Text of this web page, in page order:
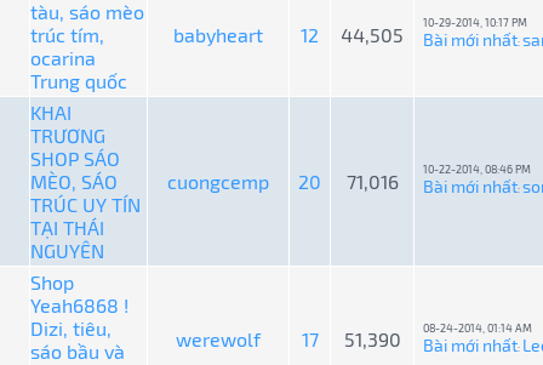
tàu, sáo mèo
trúc tím,
ocarina
Trung quốc
babyheart 12 44,505
10-29-2014, 10:17 PM
Bài mới nhất:
KHAI
TRƯƠNG
SHOP SÁO
MÈO, SÁO
TRÚC UY TÍN
TẠI THÁI
NGUYÊN
cuongcemp 20 71,016
10-22-2014, 08:46 PM
Bài mới nhất:
Shop
Yeah6868 !
Dizi, tiêu,
sáo bầu và
werewolf 17 51,390 08-24-2014, 01:14 AM
Bài mới nhất: